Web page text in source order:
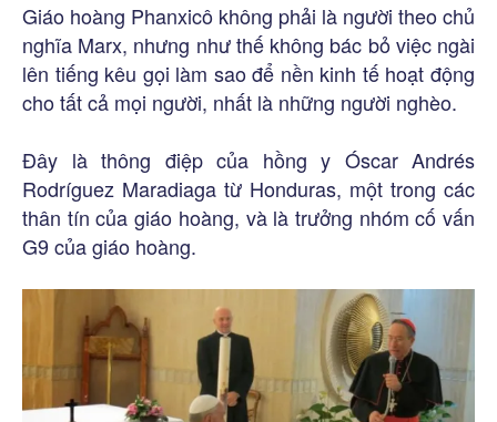
Giáo hoàng Phanxicô không phải là người theo chủ
nghĩa Marx, nhưng như thế không bác bỏ việc ngài
lên tiếng kêu gọi làm sao để nền kinh tế hoạt động
cho tất cả mọi người, nhất là những người nghèo.
Đây là thông điệp của hồng y Óscar Andrés
Rodríguez Maradiaga từ Honduras, một trong các
thân tín của giáo hoàng, và là trưởng nhóm cố vấn
G9 của giáo hoàng.